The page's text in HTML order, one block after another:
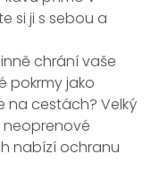
si ji s sebou a
chrání vaše
pokrmy jako
cestách? Velký
neoprenové
nabízí ochranu